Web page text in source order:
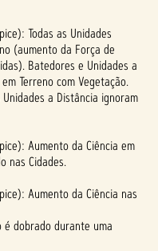
Todas as Unidades
(aumento da Força de
Batedores e Unidades a
Terreno com Vegetação.
a Distância ignoram
Aumento da Ciência em
nas Cidades.
Aumento da Ciência nas
dobrado durante uma